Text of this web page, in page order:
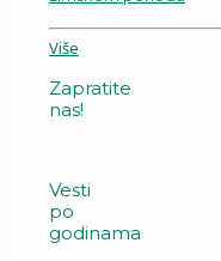
Više
Zapratite
nas!
Vesti
po
godinama